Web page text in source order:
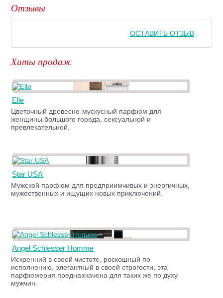
Отзывы
ОСТАВИТЬ ОТЗЫВ
Хиты продаж
Elle
Цветочный древесно-мускусный парфюм для
женщины большого города, сексуальной и
превлекательной.
Star USA
Мужской парфюм для предприимчивых и энергичных,
мужественных и ищущих новых приключений.
Angel Schlesser Homme
Искренний в своей чистоте, роскошный по
исполнению, элегантный в своей строгости, эта
парфюмерия предназначена для таких же по духу
мужчин.